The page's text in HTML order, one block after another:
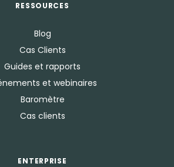
RESSOURCES
Blog
Cas Clients
Guides et rapports
et webinaires
Baromètre
Cas clients
ENTERPRISE